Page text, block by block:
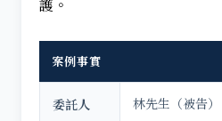
護。
案例事實
委託人 林先生（被告）